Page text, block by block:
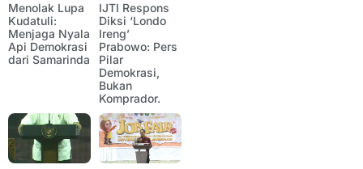
Menolak Lupa
Kudatuli:
Menjaga Nyala
Api Demokrasi
dari Samarinda
IJTI Respons
Diksi ‘Londo
Ireng’
Prabowo: Pers
Pilar
Demokrasi,
Bukan
Komprador.